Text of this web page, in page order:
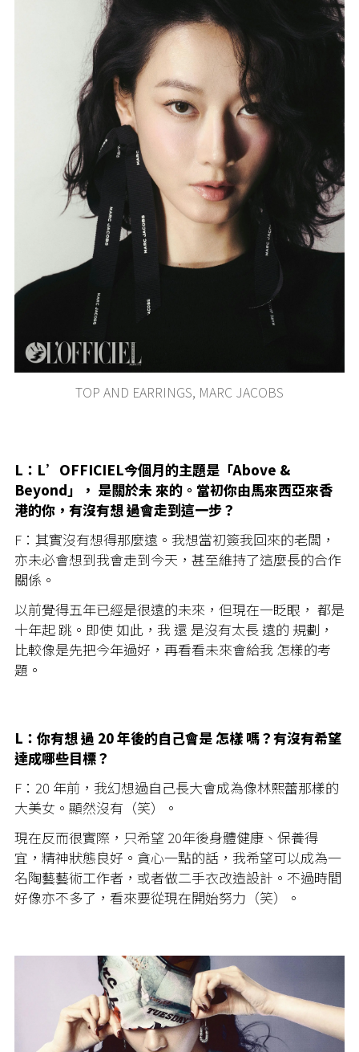
TOP AND EARRINGS, MARC JACOBS
L：L’OFFICIEL今個月的主題是「Above &
Beyond」， 是關於未 來的。當初你由馬來西亞來香
港的你，有沒有想 過會走到這一步？
F：其實沒有想得那麼遠。我想當初簽我回來的老闆，
亦未必會想到我會走到今天，甚至維持了這麼長的合作
關係。
以前覺得五年已經是很遠的未來，但現在一眨眼， 都是
十年起 跳。即使 如此，我 還 是沒有太長 遠的 規劃，
比較像是先把今年過好，再看看未來會給我 怎樣的考
題。
L：你有想 過 20 年後的自己會是 怎樣 嗎？有沒有希望
達成哪些目標？
F：20 年前，我幻想過自己長大會成為像林熙蕾那樣的
大美女。顯然沒有（笑）。
現在反而很實際，只希望 20年後身體健康、保養得
宜，精神狀態良好。貪心一點的話，我希望可以成為一
名陶藝藝術工作者，或者做二手衣改造設計。不過時間
好像亦不多了，看來要從現在開始努力（笑）。